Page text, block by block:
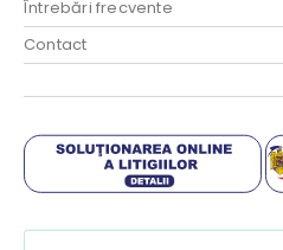
Întrebări frecvente
Contact